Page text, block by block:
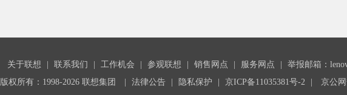
关于联想 联系我们 工作机会 参观联想 销售网点 服务网点
举报邮箱：
版权所有：1998-2026 联想集团
法律公告 隐私保护 京ICP备11035381号-2 京公